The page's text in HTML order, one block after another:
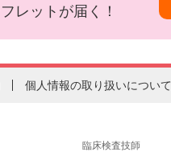
レットが届く！
個人情報の取り扱いについて
臨床検査技師